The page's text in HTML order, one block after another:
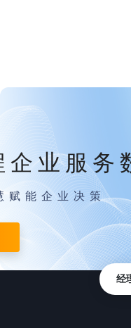
企业服
赋能企业决策
经